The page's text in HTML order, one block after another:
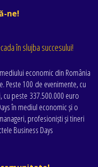
ne!
în slujba succesului!
economic din România
Peste 100 de evenimente, cu
, cu peste 337.500.000 euro
în mediul economic și o
profesioniști și tineri
Business Days